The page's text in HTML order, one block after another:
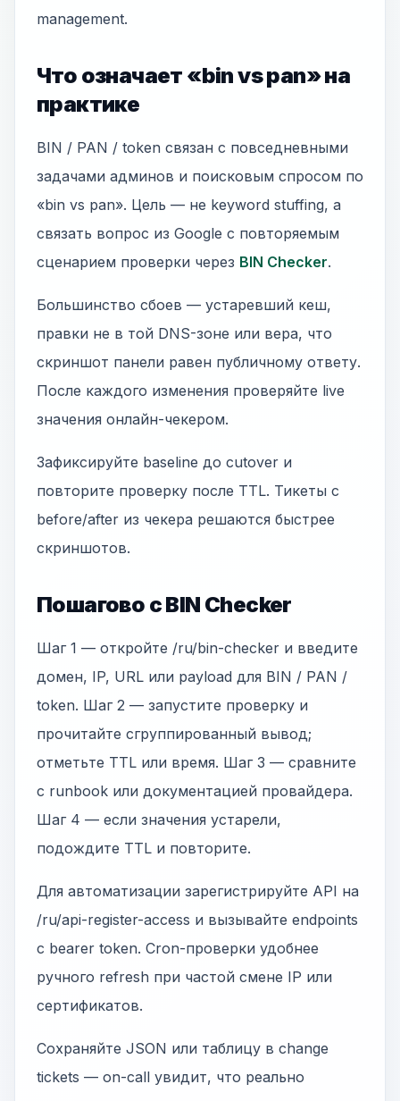
management.
Что означает «bin vs pan» на
практике
BIN / PAN / token связан с повседневными
задачами админов и поисковым спросом по
«bin vs pan». Цель — не keyword stuffing, а
связать вопрос из Google с повторяемым
сценарием проверки через BIN Checker.
Большинство сбоев — устаревший кеш,
правки не в той DNS-зоне или вера, что
скриншот панели равен публичному ответу.
После каждого изменения проверяйте live
значения онлайн-чекером.
Зафиксируйте baseline до cutover и
повторите проверку после TTL. Тикеты с
before/after из чекера решаются быстрее
скриншотов.
Пошагово с BIN Checker
Шаг 1 — откройте /ru/bin-checker и введите
домен, IP, URL или payload для BIN / PAN /
token. Шаг 2 — запустите проверку и
прочитайте сгруппированный вывод;
отметьте TTL или время. Шаг 3 — сравните
с runbook или документацией провайдера.
Шаг 4 — если значения устарели,
подождите TTL и повторите.
Для автоматизации зарегистрируйте API на
/ru/api-register-access и вызывайте endpoints
с bearer token. Cron-проверки удобнее
ручного refresh при частой смене IP или
сертификатов.
Сохраняйте JSON или таблицу в change
tickets — on-call увидит, что реально